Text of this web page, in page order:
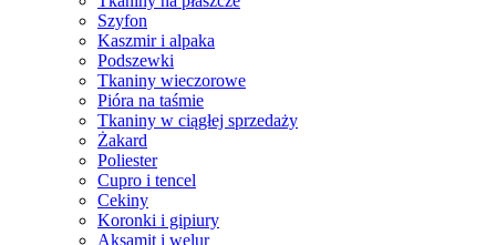
Szyfon
Kaszmir i alpaka
Podszewki
Tkaniny wieczorowe
Pióra na taśmie
Tkaniny w ciągłej sprzedaży
Żakard
Poliester
Cupro i tencel
Cekiny
Koronki i gipiury
Aksamit i welur